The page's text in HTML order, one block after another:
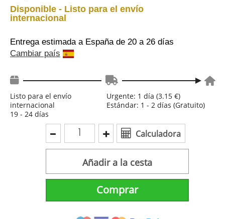
Disponible - Listo para el envío
internacional
Entrega estimada a España de 20 a 26 días
Cambiar país
Listo para el envío
internacional
19 - 24 días
Urgente: 1 día (3.15 €)
Estándar: 1 - 2 días (Gratuito)
Calculadora
Añadir a la cesta
Comprar